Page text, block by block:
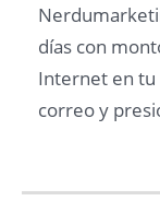
días con
Internet en tu
correo y